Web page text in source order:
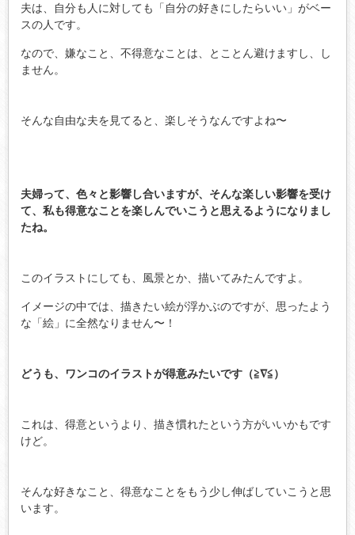
夫は、自分も人に対しても「自分の好きにしたらいい」がベー
スの人です。
なので、嫌なこと、不得意なことは、とことん避けますし、し
ません。
そんな自由な夫を見てると、楽しそうなんですよね〜
夫婦って、色々と影響し合いますが、そんな楽しい影響を受け
て、私も得意なことを楽しんでいこうと思えるようになりまし
たね。
このイラストにしても、風景とか、描いてみたんですよ。
イメージの中では、描きたい絵が浮かぶのですが、思ったよう
な「絵」に全然なりません〜！
どうも、ワンコのイラストが得意みたいです（≧∇≦）
これは、得意というより、描き慣れたという方がいいかもです
けど。
そんな好きなこと、得意なことをもう少し伸ばしていこうと思
います。